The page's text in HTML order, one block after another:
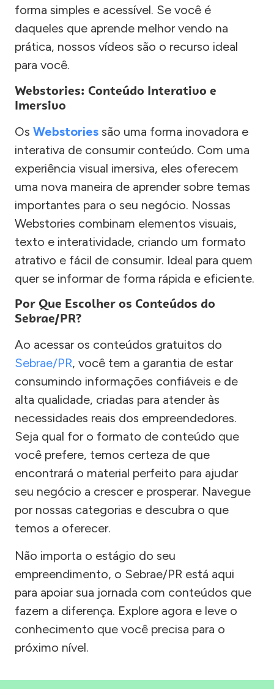
forma simples e acessível. Se você é
daqueles que aprende melhor vendo na
prática, nossos vídeos são o recurso ideal
para você.
Webstories: Conteúdo Interativo e
Imersivo
Os Webstories são uma forma inovadora e
interativa de consumir conteúdo. Com uma
experiência visual imersiva, eles oferecem
uma nova maneira de aprender sobre temas
importantes para o seu negócio. Nossas
Webstories combinam elementos visuais,
texto e interatividade, criando um formato
atrativo e fácil de consumir. Ideal para quem
quer se informar de forma rápida e eficiente.
Por Que Escolher os Conteúdos do
Sebrae/PR?
Ao acessar os conteúdos gratuitos do
Sebrae/PR, você tem a garantia de estar
consumindo informações confiáveis e de
alta qualidade, criadas para atender às
necessidades reais dos empreendedores.
Seja qual for o formato de conteúdo que
você prefere, temos certeza de que
encontrará o material perfeito para ajudar
seu negócio a crescer e prosperar. Navegue
por nossas categorias e descubra o que
temos a oferecer.
Não importa o estágio do seu
empreendimento, o Sebrae/PR está aqui
para apoiar sua jornada com conteúdos que
fazem a diferença. Explore agora e leve o
conhecimento que você precisa para o
próximo nível.